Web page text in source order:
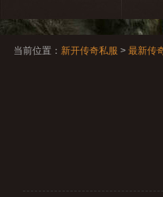
当前位置： 新开传奇私服 > 最新传